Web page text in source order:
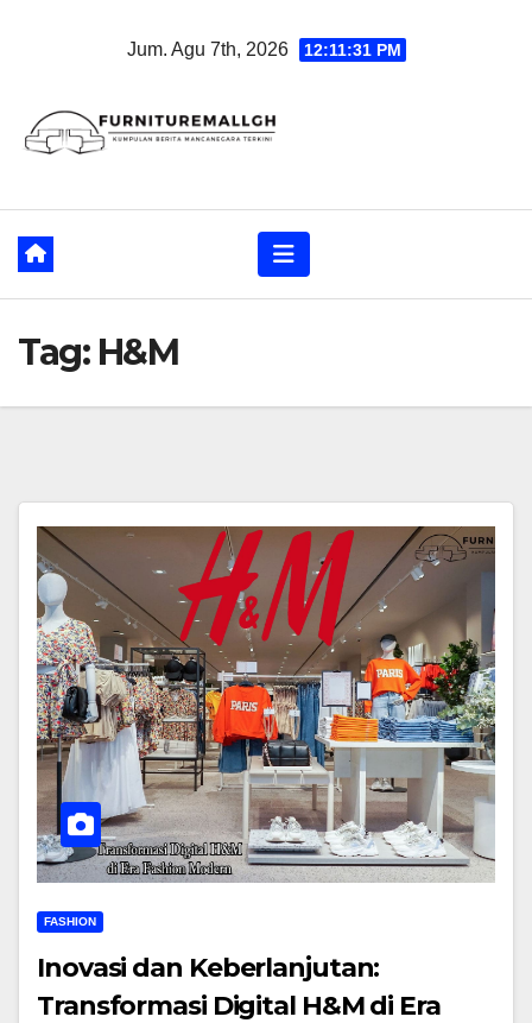
Jum. Agu 7th, 2026 12:11:31 PM
Tag: H&M
FASHION
Inovasi dan Keberlanjutan:
Transformasi Digital H&M di Era